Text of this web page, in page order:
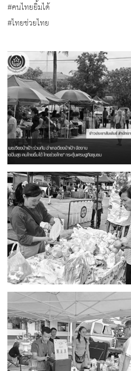
#คนไทยยิ้มได้
#ไทยช่วยไทย